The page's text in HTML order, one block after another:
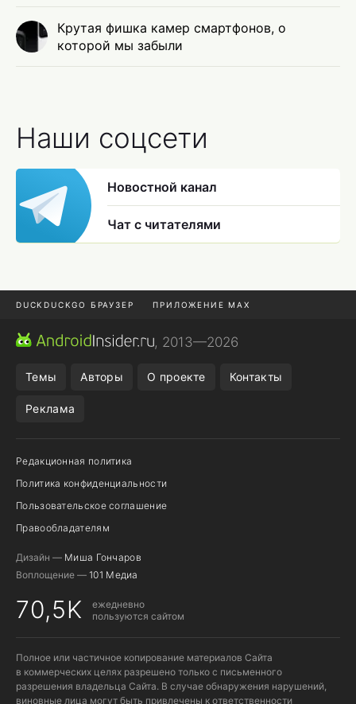
Крутая фишка камер смартфонов, о
которой мы забыли
Наши соцсети
Новостной канал
Чат с читателями
DUCKDUCKGO БРАУЗЕР ПРИЛОЖЕНИЕ MAX
ПРИЛОЖЕНИЯ ANDROID
, 2013—2026
Темы Авторы О проекте Контакты
Реклама
Редакционная политика
Политика конфиденциальности
Пользовательское соглашение
Правообладателям
Дизайн — Миша Гончаров
Воплощение — 101 Медиа
70,5K
ежедневно
пользуются сайтом
Полное или частичное копирование материалов Сайта
в коммерческих целях разрешено только с письменного
разрешения владельца Сайта. В случае обнаружения нарушений,
виновные лица могут быть привлечены к ответственности